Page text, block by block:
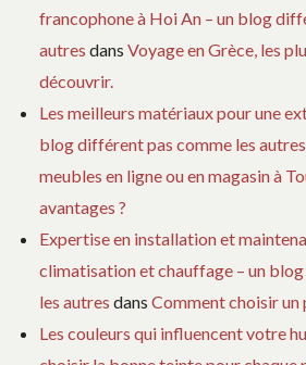
francophone à Hoi An – un blog
autres dans Voyage en Grèce, les
découvrir.
Les meilleurs matériaux pour une
blog différent pas comme les autres
meubles en ligne ou en magasin à
avantages ?
Expertise en installation et
climatisation et chauffage – un
les autres dans Comment choisir un
Les couleurs qui influencent votre